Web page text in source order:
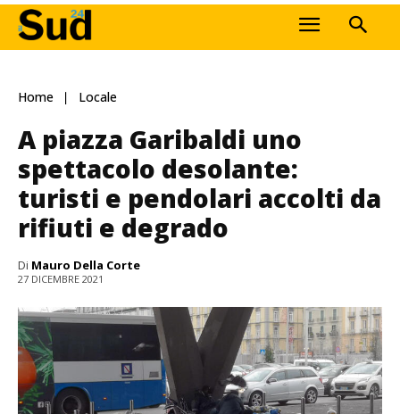
Home Locale
A piazza Garibaldi uno
spettacolo desolante:
turisti e pendolari accolti da
rifiuti e degrado
Di Mauro Della Corte
27 DICEMBRE 2021